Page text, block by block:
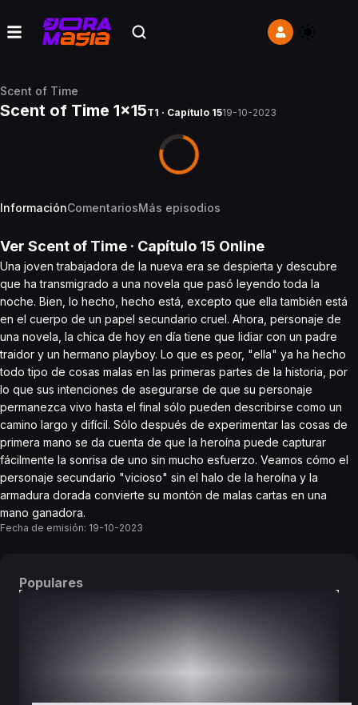
Scent of Time
Scent of Time 1x15T1 · Capítulo 1519-10-2023
InformaciónComentariosMás episodios
Ver Scent of Time · Capítulo 15 Online
Una joven trabajadora de la nueva era se despierta y descubre
que ha transmigrado a una novela que pasó leyendo toda la
noche. Bien, lo hecho, hecho está, excepto que ella también está
en el cuerpo de un papel secundario cruel. Ahora, personaje de
una novela, la chica de hoy en día tiene que lidiar con un padre
traidor y un hermano playboy. Lo que es peor, "ella" ya ha hecho
todo tipo de cosas malas en las primeras partes de la historia, por
lo que sus intenciones de asegurarse de que su personaje
permanezca vivo hasta el final sólo pueden describirse como un
camino largo y difícil. Sólo después de experimentar las cosas de
primera mano se da cuenta de que la heroína puede capturar
fácilmente la sonrisa de uno sin mucho esfuerzo. Veamos cómo el
personaje secundario "vicioso" sin el halo de la heroína y la
armadura dorada convierte su montón de malas cartas en una
mano ganadora.
Fecha de emisión: 19-10-2023
Populares